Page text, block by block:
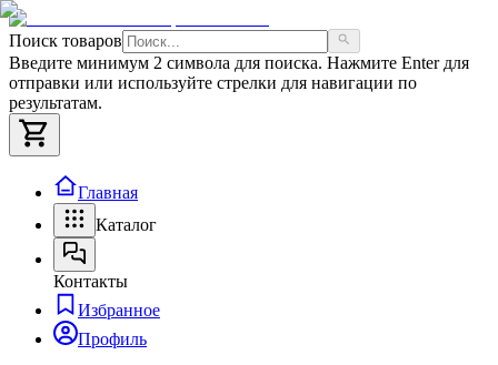
Поиск товаров
Введите минимум 2 символа для поиска. Нажмите Enter для
отправки или используйте стрелки для навигации по
результатам.
Главная
Каталог
Контакты
Избранное
Профиль